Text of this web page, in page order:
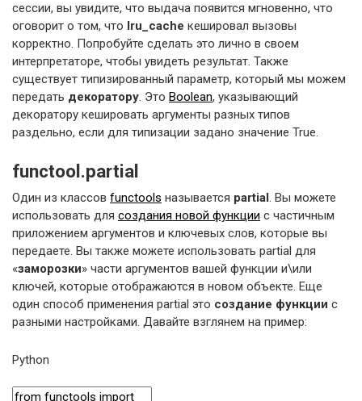
сессии, вы увидите, что выдача появится мгновенно, что
оговорит о том, что lru_cache кешировал вызовы
корректно. Попробуйте сделать это лично в своем
интерпретаторе, чтобы увидеть результат. Также
существует типизированный параметр, который мы можем
передать декоратору. Это Boolean, указывающий
декоратору кешировать аргументы разных типов
раздельно, если для типизации задано значение True.
functool.partial
Один из классов functools называется partial . Вы можете
использовать для создания новой функции с частичным
приложением аргументов и ключевых слов, которые вы
передаете. Вы также можете использовать partial для
«заморозки» части аргументов вашей функции и\или
ключей, которые отображаются в новом объекте. Еще
один способ применения partial это создание функции с
разными настройками. Давайте взглянем на пример:
Python